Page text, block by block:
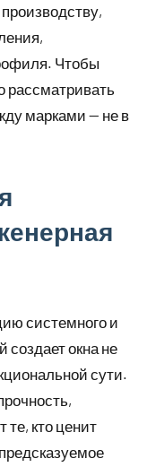
Чтобы
рассматривать
марками — не в
системного и
создает окна не
сути.
те, кто ценит